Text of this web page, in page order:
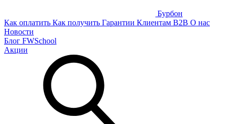
Бурбон
Как оплатить Как получить Гарантии Клиентам B2B О нас
Новости
Блог FWSchool
Акции